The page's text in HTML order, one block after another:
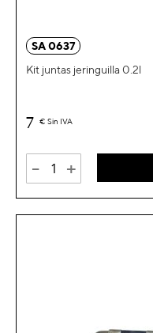
SA 0637
Kit juntas jeringuilla 0.2l
7 € Sin IVA
- +